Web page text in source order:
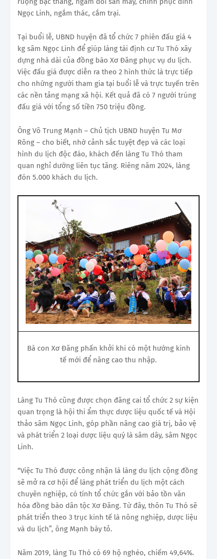
Ngọc Linh, ngắm thác, cắm trại.
Tại buổi lễ, UBND huyện đã tổ chức 7 phiên đấu giá 4
kg sâm Ngọc Linh để giúp làng tái định cư Tu Thó xây
dựng nhà dài của đồng bào Xơ Đăng phục vụ du lịch.
Việc đấu giá được diễn ra theo 2 hình thức là trực tiếp
cho những người tham gia tại buổi lễ và trực tuyến trên
các nền tảng mạng xã hội. Kết quả đã có 7 người trúng
đấu giá với tổng số tiền 750 triệu đồng.
Ông Võ Trung Mạnh – Chủ tịch UBND huyện Tu Mơ
Rông – cho biết, nhờ cảnh sắc tuyệt đẹp và các loại
hình du lịch độc đáo, khách đến làng Tu Thó tham
quan nghỉ dưỡng liên tục tăng. Riêng năm 2024, làng
đón 5.000 khách du lịch.
Bà con Xơ Đăng phấn khởi khi có một hướng kinh
tế mới để nâng cao thu nhập.
Làng Tu Thó cũng được chọn đăng cai tổ chức 2 sự kiện
quan trọng là hội thi ẩm thực dược liệu quốc tế và Hội
thảo sâm Ngọc Linh, góp phần nâng cao giá trị, bảo vệ
và phát triển 2 loại dược liệu quý là sâm dây, sâm Ngọc
Linh.
“Việc Tu Thó được công nhận là làng du lịch cộng đồng
sẽ mở ra cơ hội để làng phát triển du lịch một cách
chuyên nghiệp, có tính tổ chức gắn với bảo tồn văn
hóa đồng bào dân tộc Xơ Đăng. Từ đây, thôn Tu Thó sẽ
phát triển theo 3 trục kinh tế là nông nghiệp, dược liệu
và du lịch”, ông Mạnh bày tỏ.
Năm 2019, làng Tu Thó có 69 hộ nghèo, chiếm 49,64%.